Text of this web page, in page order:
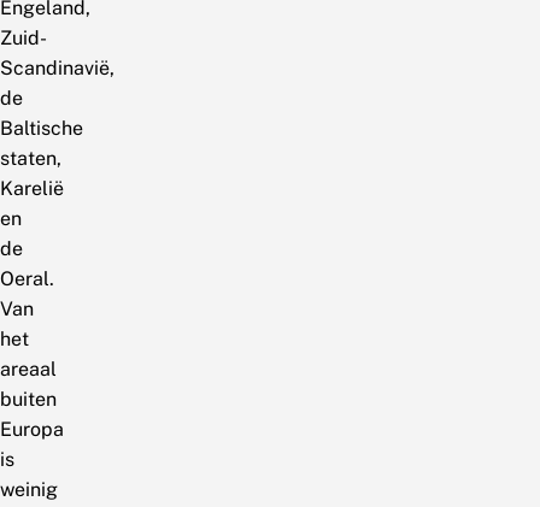
Engeland,
Zuid-
Scandinavië,
de
Baltische
staten,
Karelië
en
de
Oeral.
Van
het
areaal
buiten
Europa
is
weinig